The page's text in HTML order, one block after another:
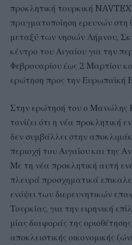
προκλητική τουρκική
πραγματοποίηση ερευνών στη
μεταξύ των νησιών Λήμνου,
κέντρο του Αιγαίου για την
Φεβρουαρίου έως 2 Μαρτίου
ερώτηση προς την Ευρωπαϊκή
Στην ερώτησή του ο Μανώλης
τονίζει ότι η νέα προκλητική
δεν συμβάλλει στην
περιοχή του Αιγαίου και της
Με τη νέα προκλητική αυτή
πλευρά προσχηματικά
ενόψει των διερευνητικών
Τουρκίας, για την ειρηνική
μίας διαφοράς της
αποκλειστικής οικονομικής